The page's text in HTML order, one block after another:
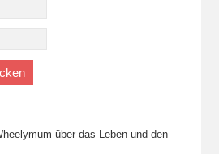
über das Leben und den